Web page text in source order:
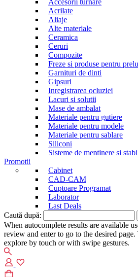
Accesorii turnare
Acrilate
Aliaje
Alte materiale
Ceramica
Ceruri
Compozite
Freze si produse pentru
Garnituri de dinti
Gipsuri
Inregistrarea ocluziei
Lacuri si solutii
Mase de ambalat
Materiale pentru gutiere
Materiale pentru modele
Materiale pentru sablare
Siliconi
Sisteme de mentinere si
Promotii
Cabinet
CAD-CAM
Cuptoare Programat
Laborator
Last Deals
Caută după:
When autocomplete results are available
review and enter to go to the desired page.
explore by touch or with swipe gestures.